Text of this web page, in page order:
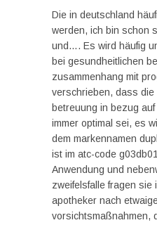
Die in deutschland
werden, ich bin schon
und…. Es wird häufig
bei gesundheitlichen
zusammenhang mit
verschrieben, dass die
betreuung in bezug
immer optimal sei, es
dem markennamen
ist im atc-code
Anwendung und
zweifelsfalle fragen sie
apotheker nach
vorsichtsmaßnahmen,